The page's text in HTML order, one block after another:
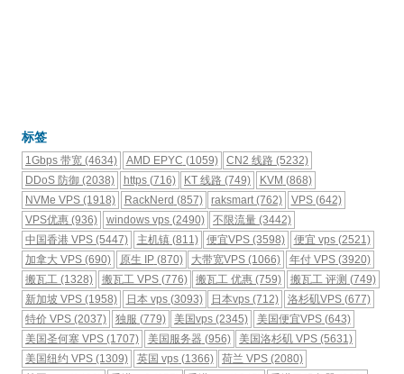
标签
1Gbps 带宽 (4634) AMD EPYC (1059) CN2 线路 (5232)
DDoS 防御 (2038) https(716) KT 线路 (749) KVM (868)
NVMe VPS (1918) RackNerd (857) raksmart(762) VPS(642)
VPS优惠 (936) windows vps(2490) 不限流量 (3442)
中国香港 VPS (5447) 主机镇(811) 便宜VPS (3598) 便宜 vps(2521)
加拿大 VPS (690) 原生 IP(870) 大带宽VPS (1066) 年付 VPS(3920)
搬瓦工 (1328) 搬瓦工 VPS(776) 搬瓦工 优惠 (759) 搬瓦工 评测 (749)
新加坡 VPS (1958) 日本 vps(3093) 日本vps (712) 洛杉矶VPS(677)
特价 VPS (2037) 独服 (779) 美国vps (2345) 美国便宜VPS(643)
美国圣何塞 VPS (1707) 美国服务器 (956) 美国洛杉矶 VPS (5631)
美国纽约 VPS (1309) 英国 vps(1366) 荷兰 VPS (2080)